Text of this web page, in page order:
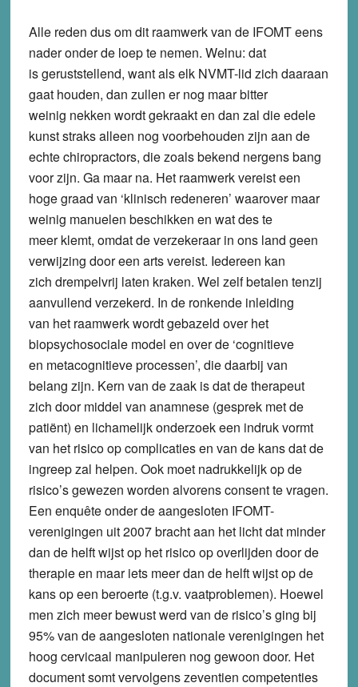
Alle reden dus om dit raamwerk van de IFOMT eens
nader onder de loep te nemen. Welnu: dat
is geruststellend, want als elk NVMT-lid zich daaraan
gaat houden, dan zullen er nog maar bitter
weinig nekken wordt gekraakt en dan zal die edele
kunst straks alleen nog voorbehouden zijn aan de
echte chiropractors, die zoals bekend nergens bang
voor zijn. Ga maar na. Het raamwerk vereist een
hoge graad van ‘klinisch redeneren’ waarover maar
weinig manuelen beschikken en wat des te
meer klemt, omdat de verzekeraar in ons land geen
verwijzing door een arts vereist. Iedereen kan
zich drempelvrij laten kraken. Wel zelf betalen tenzij
aanvullend verzekerd. In de ronkende inleiding
van het raamwerk wordt gebazeld over het
biopsychosociale model en over de ‘cognitieve
en metacognitieve processen’, die daarbij van
belang zijn. Kern van de zaak is dat de therapeut
zich door middel van anamnese (gesprek met de
patiënt) en lichamelijk onderzoek een indruk vormt
van het risico op complicaties en van de kans dat de
ingreep zal helpen. Ook moet nadrukkelijk op de
risico’s gewezen worden alvorens consent te vragen.
Een enquête onder de aangesloten IFOMT-
verenigingen uit 2007 bracht aan het licht dat minder
dan de helft wijst op het risico op overlijden door de
therapie en maar iets meer dan de helft wijst op de
kans op een beroerte (t.g.v. vaatproblemen). Hoewel
men zich meer bewust werd van de risico’s ging bij
95% van de aangesloten nationale verenigingen het
hoog cervicaal manipuleren nog gewoon door. Het
document somt vervolgens zeventien competenties